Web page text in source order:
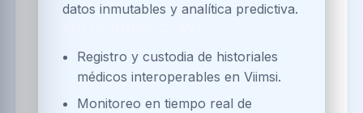
datos inmutables y analítica predictiva.
Registro y custodia de historiales
médicos interoperables en Viimsi.
Monitoreo en tiempo real de